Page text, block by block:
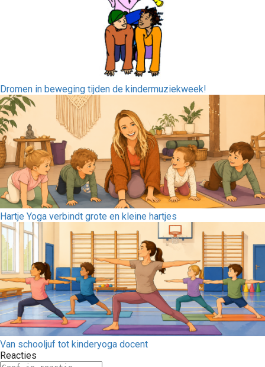
Dromen in beweging tijden de kindermuziekweek!
Hartje Yoga verbindt grote en kleine hartjes
Van schooljuf tot kinderyoga docent
Reacties